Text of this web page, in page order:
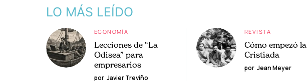
LO MÁS LEÍDO
ECONOMÍA
Lecciones de “La
Odisea” para
empresarios
por Javier Treviño
REVISTA
Cómo empezó la
Cristiada
por Jean Meyer